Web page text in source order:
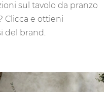
sul tavolo da pranzo
Clicca e ottieni
del brand.